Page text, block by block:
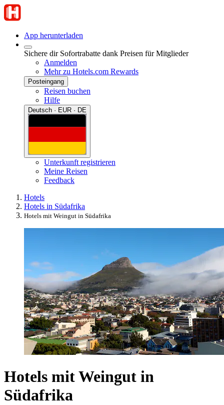
App herunterladen
Sichere dir Sofortrabatte dank Preisen für Mitglieder
Anmelden
Mehr zu Hotels.com Rewards
Posteingang
Reisen buchen
Hilfe
Deutsch · EUR · DE
Unterkunft registrieren
Meine Reisen
Feedback
Hotels
Hotels in Südafrika
Hotels mit Weingut in Südafrika
Hotels mit Weingut in
Südafrika